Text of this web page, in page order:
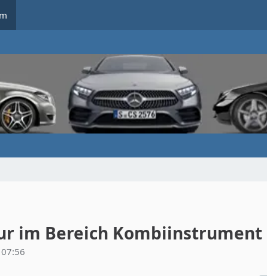
im Bereich Kombiinstrument